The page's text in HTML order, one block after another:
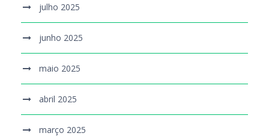
julho 2025
junho 2025
maio 2025
abril 2025
março 2025